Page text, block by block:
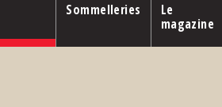
Sommelleries
Le
magazine